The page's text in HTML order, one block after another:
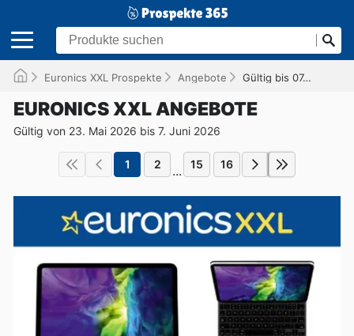
Euronics XXL Prospekte Angebote Gültig bis 07.06.2026
EURONICS XXL ANGEBOTE
Gültig von 23. Mai 2026 bis 7. Juni 2026
1 2 ... 15 16